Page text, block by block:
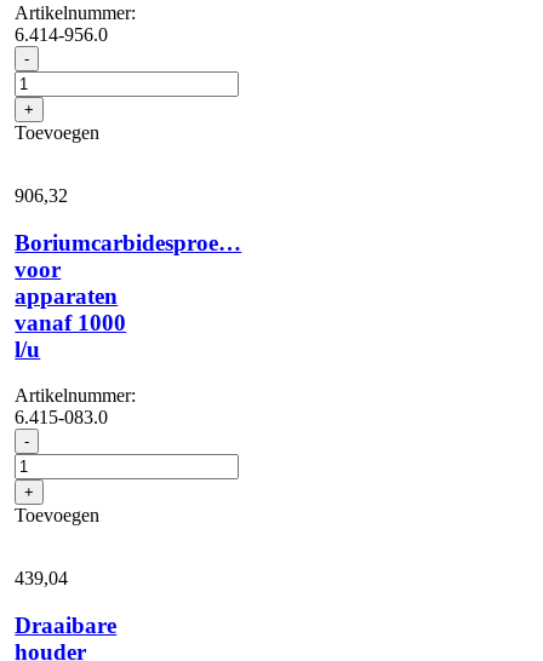
Artikelnummer:
6.414-956.0
- Wateraanzuigfilter
aantal
+
Toevoegen
906,32
Boriumcarbidesproe…
voor
apparaten
vanaf 1000
l/u
Artikelnummer:
6.415-083.0
- Boriumcarbidesproe...
voor
apparaten
vanaf
1000
aantal
+
Toevoegen
439,04
Draaibare
houder